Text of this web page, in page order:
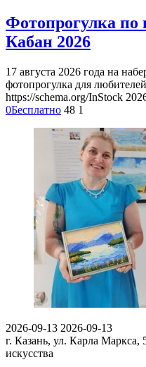
Фотопрогулка по
Кабан 2026
17 августа 2026 года на
фотопрогулка для
https://schema.org/InStock
0Бесплатно 48 1
2026-09-13 2026-09-13
г. Казань, ул. Карла Маркса,
искусства